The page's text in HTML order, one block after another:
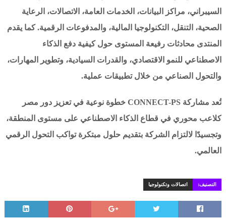
السيبراني، مراكز البيانات، الخدمات العامة، الاتصالات، الرعاية
الصحية، التنقل، التكنولوجيا المالية، والمدفوعات الرقمية. كما يقدم
المنتدى محادثات رفيعة المستوى حول كيفية دفع الذكاء
الاصطناعي للنمو الاقتصادي، والقدرات السيادية، وتطوير المهارات،
والتحول الصناعي من خلال تطبيقات عملية.
تُعد مشاركة CONNECT-PS خطوة نوعية في تعزيز دور مصر
كلاعب محوري في قطاع الذكاء الاصطناعي على مستوى المنطقة،
وتجسيدًا لالتزام الشركة بتقديم حلول مبتكرة تواكب التحول الرقمي
العالمي.
التصنيف: اتصالات وتكنولوجيا